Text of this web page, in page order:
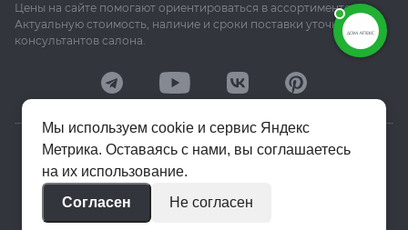
Цены на сайте помогают ориентироваться в ассортименте.
Актуальную стоимость, наличие и сроки поставки уточняйте у
консультантов салона.
© 2020–2026 «Апекс»
Политика конфиденциальности
Мы используем cookie и сервис Яндекс
Метрика. Оставаясь с нами, вы соглашаетесь
на их использование.
Согласен
Не согласен